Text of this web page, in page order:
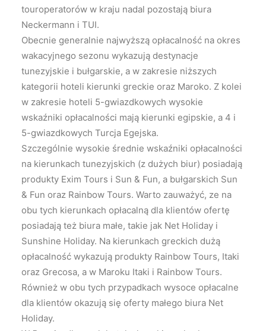
touroperatorów w kraju nadal pozostają biura
Neckermann i TUI.
Obecnie generalnie najwyższą opłacalność na okres
wakacyjnego sezonu wykazują destynacje
tunezyjskie i bułgarskie, a w zakresie niższych
kategorii hoteli kierunki greckie oraz Maroko. Z kolei
w zakresie hoteli 5-gwiazdkowych wysokie
wskaźniki opłacalności mają kierunki egipskie, a 4 i
5-gwiazdkowych Turcja Egejska.
Szczególnie wysokie średnie wskaźniki opłacalności
na kierunkach tunezyjskich (z dużych biur) posiadają
produkty Exim Tours i Sun & Fun, a bułgarskich Sun
& Fun oraz Rainbow Tours. Warto zauważyć, ze na
obu tych kierunkach opłacalną dla klientów ofertę
posiadają też biura małe, takie jak Net Holiday i
Sunshine Holiday. Na kierunkach greckich dużą
opłacalność wykazują produkty Rainbow Tours, Itaki
oraz Grecosa, a w Maroku Itaki i Rainbow Tours.
Również w obu tych przypadkach wysoce opłacalne
dla klientów okazują się oferty małego biura Net
Holiday.